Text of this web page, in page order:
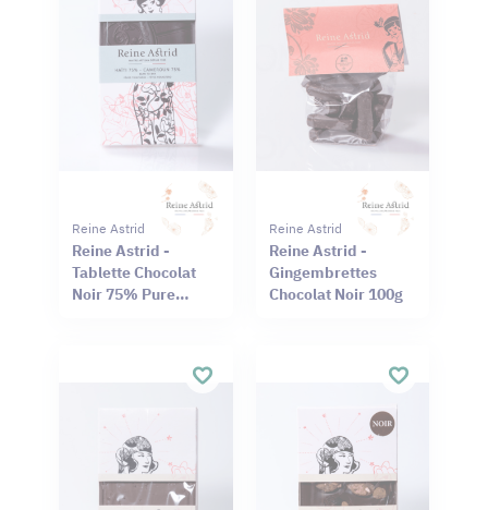
Reine Astrid
Reine Astrid -
Tablette Chocolat
Noir 75% Pure
Reine Astrid
Reine Astrid -
Gingembrettes
Chocolat Noir 100g